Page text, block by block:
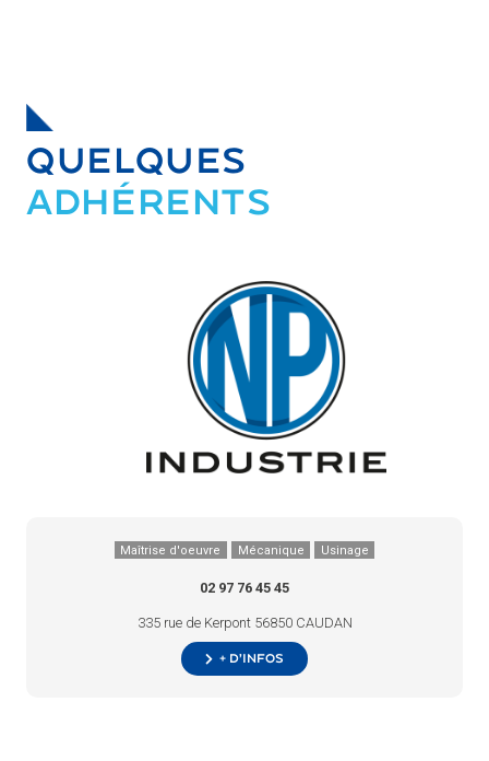
QUELQUES
ADHÉRENTS
Maîtrise d'oeuvre Mécanique Usinage
02 97 76 45 45
335 rue de Kerpont 56850 CAUDAN
+ d’infos